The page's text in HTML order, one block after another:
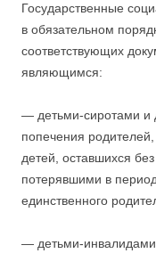
Государственные
в обязательном
соответствующих
являющимся:
— детьми-сиротами и
попечения
детей, оставшихся
потерявшими в
единственного
— детьми-инвалидами,